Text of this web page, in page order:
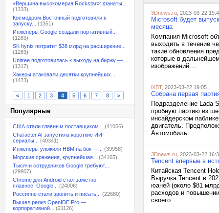
«Вершина высокомерия Rockstar»: фанаты...
(1333)
Космодром Восточный подготовили к
запуску...
(1351)
Инженеры Google создали портативный...
(1283)
SK hynix потратит $38 млрд на расширение...
(1283)
Unitree подготовилась к выходу на биржу —...
(1317)
Хакеры атаковали десятки крупнейших...
(1473)
< 1 2 3 4 5 6 7 8 >
Популярные
США стали главным поставщиком...
(41056)
Character.AI запустила короткие ИИ-
сериалы...
(40341)
Инженеры уложили HBM на бок —...
(39958)
Морские сражения, крупнейшая...
(34165)
Тысячи сотрудников Google требуют...
(29807)
Chrome для Android стал заметно
плавнее: Google...
(24006)
Россияне стали звонить и писать...
(22680)
Вышел релиз OpenIDE Pro —
корпоративной...
(21126)
3Dnews.ru , 2023-03-22
Microsoft будет
месяца
Компания Microsoft
выходить в течение
такие обновления
которые в
изображений:...
iXBT, 2023-03-22 19:05
Собрана первая
Подразделение Lada
пробную партию из
инсайдерском
двигатель.
Автомобиль...
3Dnews.ru , 2023-03-22
Tencent впервые в
Китайская Tencent
Выручка Tencent в
юаней (около $81
расходов и
своего...